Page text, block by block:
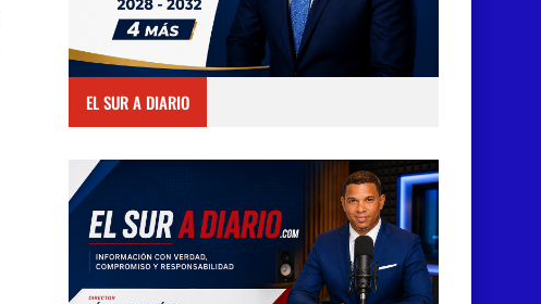
EL SUR A DIARIO